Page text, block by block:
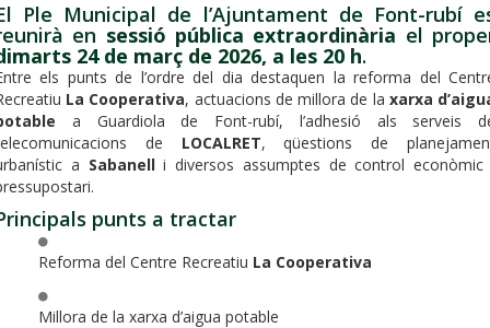
Ple Municipal de l’Ajuntament de Font-rubí
en sessió pública extraordinària el
24 de març de 2026, a les 20 h.
els punts de l’ordre del dia destaquen la reforma del
La Cooperativa, actuacions de millora de la xarxa
a Guardiola de Font-rubí, l’adhesió als serveis
de LOCALRET, qüestions de
a Sabanelli diversos assumptes de control econòmic
punts a tractar
Reforma del Centre Recreatiu La Cooperativa
Millora de la xarxa d’aigua potable